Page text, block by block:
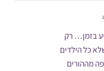
בזמן… רק
כל הילדים
מההורים